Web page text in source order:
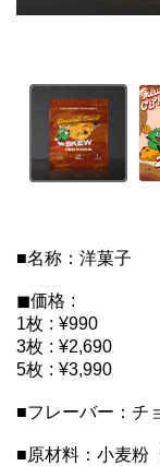
■名称：洋菓子
◼︎価格 :
1枚 : ¥990
3枚 : ¥2,690
5枚 : ¥3,990
■フレーバー：チ
■原材料：小麦粉